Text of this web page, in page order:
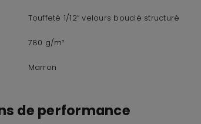
Touffeté 1/12” velours bouclé structuré
780 g/m²
Marron
de performance